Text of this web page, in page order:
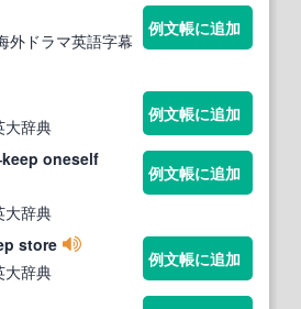
外ドラマ英語字幕
例文帳に追加
大辞典
例文帳に追加
oneself
大辞典
例文帳に追加
store
大辞典
例文帳に追加